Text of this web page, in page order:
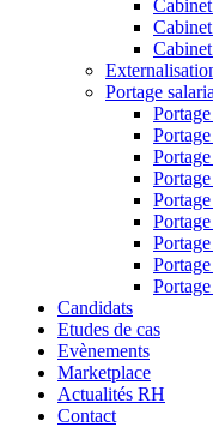
Portage
Candidats
Etudes de cas
Evènements
Marketplace
Actualités RH
Contact